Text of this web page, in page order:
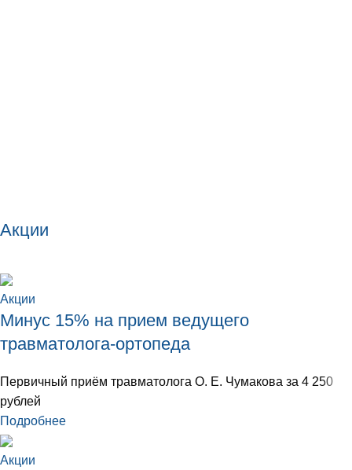
Акции
Акции
Минус 15% на прием ведущего
травматолога-ортопеда
Первичный приём травматолога О. Е. Чумакова за 4 250
рублей
Подробнее
Акции